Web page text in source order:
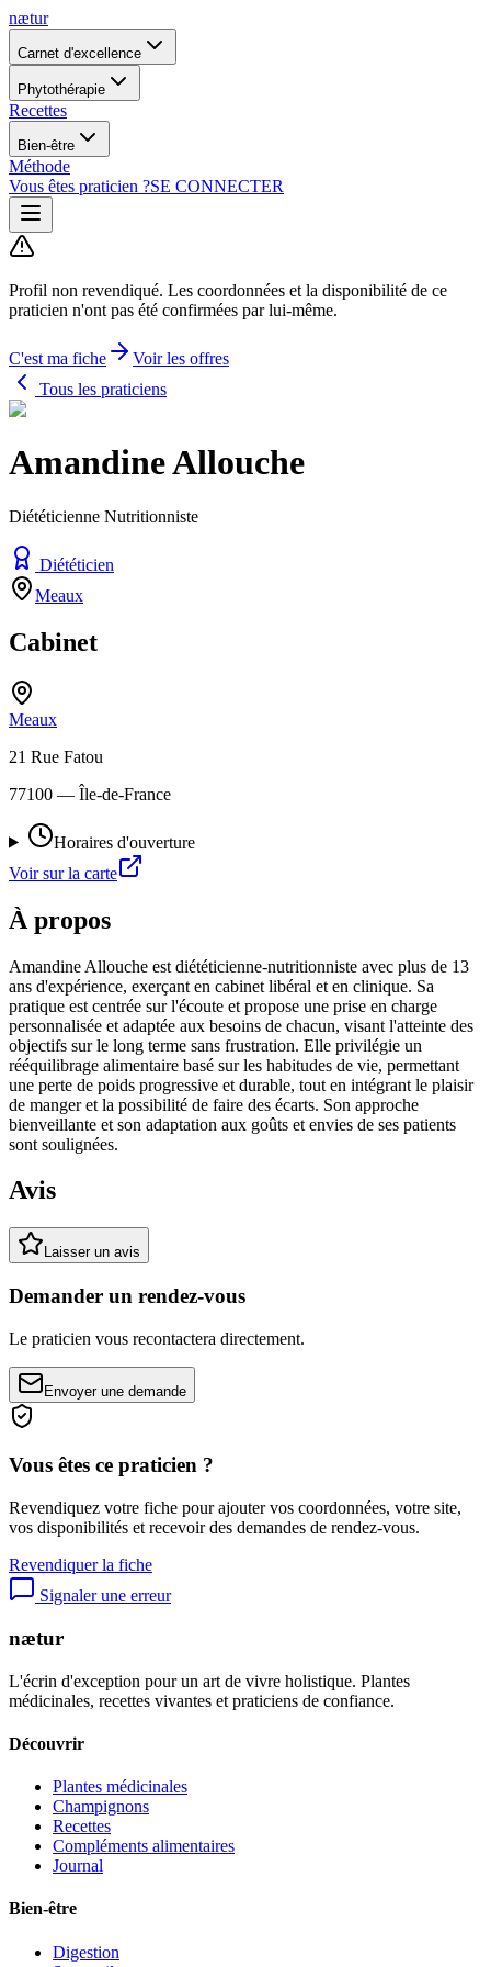
nætur
Carnet d'excellence
Phytothérapie
Recettes
Bien-être
Méthode
Vous êtes praticien ?SE CONNECTER
Profil non revendiqué. Les coordonnées et la disponibilité de ce
praticien n'ont pas été confirmées par lui-même.
C'est ma fiche
Voir les offres
Tous les praticiens
Amandine Allouche
Diététicienne Nutritionniste
Diététicien
Meaux
Cabinet
Meaux
21 Rue Fatou
77100 — Île-de-France
Horaires d'ouverture
Voir sur la carte
À propos
Amandine Allouche est diététicienne-nutritionniste avec plus de 13
ans d'expérience, exerçant en cabinet libéral et en clinique. Sa
pratique est centrée sur l'écoute et propose une prise en charge
personnalisée et adaptée aux besoins de chacun, visant l'atteinte des
objectifs sur le long terme sans frustration. Elle privilégie un
rééquilibrage alimentaire basé sur les habitudes de vie, permettant
une perte de poids progressive et durable, tout en intégrant le plaisir
de manger et la possibilité de faire des écarts. Son approche
bienveillante et son adaptation aux goûts et envies de ses patients
sont soulignées.
Avis
Laisser un avis
Demander un rendez-vous
Le praticien vous recontactera directement.
Envoyer une demande
Vous êtes ce praticien ?
Revendiquez votre fiche pour ajouter vos coordonnées, votre site,
vos disponibilités et recevoir des demandes de rendez-vous.
Revendiquer la fiche
Signaler une erreur
nætur
L'écrin d'exception pour un art de vivre holistique. Plantes
médicinales, recettes vivantes et praticiens de confiance.
Découvrir
Plantes médicinales
Champignons
Recettes
Compléments alimentaires
Journal
Bien-être
Digestion